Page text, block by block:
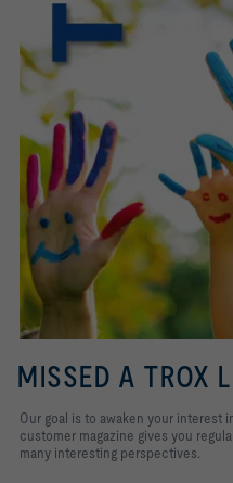
MISSED A TROX
Our goal is to awaken your interest
customer magazine gives you
many interesting perspectives.